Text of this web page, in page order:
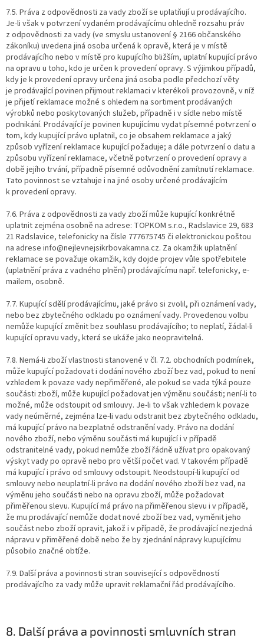
7.5. Práva z odpovědnosti za vady zboží se uplatňují u prodávajícího.
Je-li však v potvrzení vydaném prodávajícímu ohledně rozsahu práv
z odpovědnosti za vady (ve smyslu ustanovení § 2166 občanského
zákoníku) uvedena jiná osoba určená k opravě, která je v místě
prodávajícího nebo v místě pro kupujícího bližším, uplatní kupující právo
na opravu u toho, kdo je určen k provedení opravy. S výjimkou případů,
kdy je k provedení opravy určena jiná osoba podle předchozí věty
je prodávající povinen přijmout reklamaci v kterékoli provozovně, v níž
je přijetí reklamace možné s ohledem na sortiment prodávaných
výrobků nebo poskytovaných služeb, případně i v sídle nebo místě
podnikání. Prodávající je povinen kupujícímu vydat písemné potvrzení o
tom, kdy kupující právo uplatnil, co je obsahem reklamace a jaký
způsob vyřízení reklamace kupující požaduje; a dále potvrzení o datu a
způsobu vyřízení reklamace, včetně potvrzení o provedení opravy a
době jejího trvání, případně písemné odůvodnění zamítnutí reklamace.
Tato povinnost se vztahuje i na jiné osoby určené prodávajícím
k provedení opravy.
7.6. Práva z odpovědnosti za vady zboží může kupující konkrétně
uplatnit zejména osobně na adrese: TOPKOM s.r.o., Radslavice 29, 683
21 Radslavice, telefonicky na čísle 777675745 či elektronickou poštou
na adrese info@nejlevnejsikrbovakamna.cz. Za okamžik uplatnění
reklamace se považuje okamžik, kdy dojde projev vůle spotřebitele
(uplatnění práva z vadného plnění) prodávajícímu např. telefonicky, e-
mailem, osobně.
7.7. Kupující sdělí prodávajícímu, jaké právo si zvolil, při oznámení vady,
nebo bez zbytečného odkladu po oznámení vady. Provedenou volbu
nemůže kupující změnit bez souhlasu prodávajícího; to neplatí, žádal-li
kupující opravu vady, která se ukáže jako neopravitelná.
7.8. Nemá-li zboží vlastnosti stanovené v čl. 7.2. obchodních podmínek,
může kupující požadovat i dodání nového zboží bez vad, pokud to není
vzhledem k povaze vady nepřiměřené, ale pokud se vada týká pouze
součásti zboží, může kupující požadovat jen výměnu součásti; není-li to
možné, může odstoupit od smlouvy. Je-li to však vzhledem k povaze
vady neúměrné, zejména lze-li vadu odstranit bez zbytečného odkladu,
má kupující právo na bezplatné odstranění vady. Právo na dodání
nového zboží, nebo výměnu součásti má kupující i v případě
odstranitelné vady, pokud nemůže zboží řádně užívat pro opakovaný
výskyt vady po opravě nebo pro větší počet vad. V takovém případě
má kupující i právo od smlouvy odstoupit. Neodstoupí-li kupující od
smlouvy nebo neuplatní-li právo na dodání nového zboží bez vad, na
výměnu jeho součásti nebo na opravu zboží, může požadovat
přiměřenou slevu. Kupující má právo na přiměřenou slevu i v případě,
že mu prodávající nemůže dodat nové zboží bez vad, vyměnit jeho
součást nebo zboží opravit, jakož i v případě, že prodávající nezjedná
nápravu v přiměřené době nebo že by zjednání nápravy kupujícímu
působilo značné obtíže.
7.9. Další práva a povinnosti stran související s odpovědností
prodávajícího za vady může upravit reklamační řád prodávajícího.
8. Další práva a povinnosti smluvních stran